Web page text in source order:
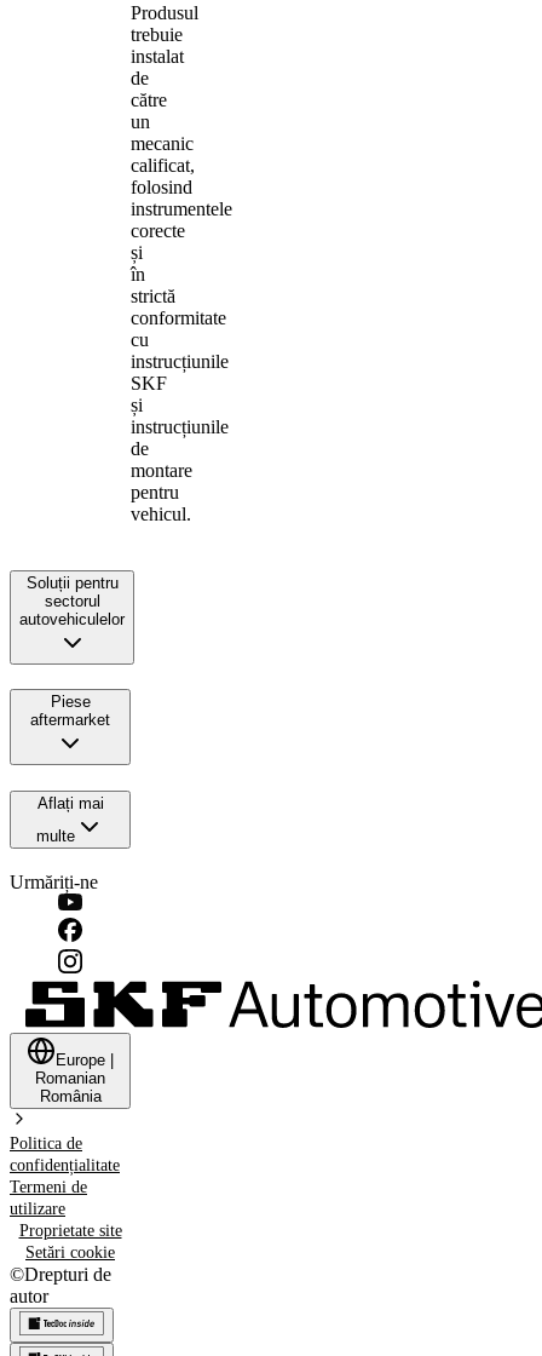
Produsul
trebuie
instalat
de
către
un
mecanic
calificat,
folosind
instrumentele
corecte
și
în
strictă
conformitate
cu
instrucțiunile
SKF
și
instrucțiunile
de
montare
pentru
vehicul.
Soluții pentru
sectorul
autovehiculelor
Piese
aftermarket
Aflați mai
multe
Urmăriți-ne
Europe
Romanian
România
Politica de
confidențialitate
Termeni de
utilizare
Proprietate site
Setări cookie
©Drepturi de
autor